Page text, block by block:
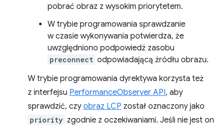
pobrać obraz z wysokim priorytetem.
W trybie programowania sprawdzanie
w czasie wykonywania potwierdza, że
uwzględniono podpowiedź zasobu
preconnect odpowiadającą źródłu obrazu.
W trybie programowania dyrektywa korzysta też
z interfejsu PerformanceObserver API, aby
sprawdzić, czy obraz LCP został oznaczony jako
priority zgodnie z oczekiwaniami. Jeśli nie jest on